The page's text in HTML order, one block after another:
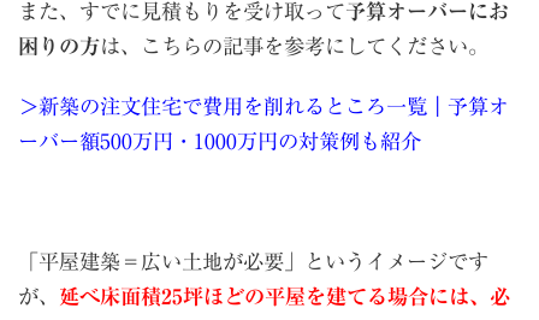
また、すでに見積もりを受け取って予算オーバーにお
困りの方は、こちらの記事を参考にしてください。
＞新築の注文住宅で費用を削れるところ一覧｜予算オ
ーバー額500万円・1000万円の対策例も紹介
「平屋建築＝広い土地が必要」というイメージです
が、 延べ床面積25坪ほどの平屋を建てる場合には、必